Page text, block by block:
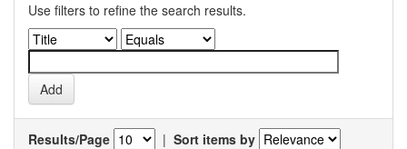
Use filters to refine the search results.
Results/Page | Sort items by